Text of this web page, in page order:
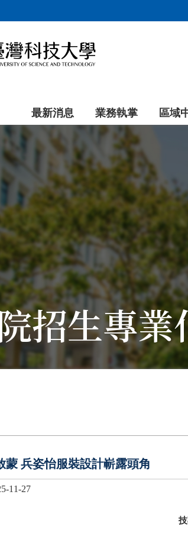
最新消息 業務執掌 區域
招生專業
蒙 兵姿怡服裝設計嶄露頭角
11-27